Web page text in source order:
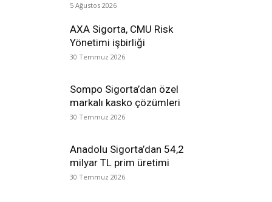
5 Ağustos 2026
AXA Sigorta, CMU Risk
Yönetimi işbirliği
30 Temmuz 2026
Sompo Sigorta’dan özel
markalı kasko çözümleri
30 Temmuz 2026
Anadolu Sigorta’dan 54,2
milyar TL prim üretimi
30 Temmuz 2026